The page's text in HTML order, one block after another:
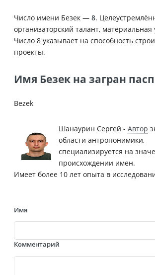
Число имени Безек — 8.
организаторский талант, материальная
Число 8 указывает на способность
проекты.
Имя Безек на загран
Bezek
Шанаурин Сергей - Автор
области антропонимики,
специализируется на
происхождении имен.
Имеет более 10 лет опыта в
Имя
Комментарий